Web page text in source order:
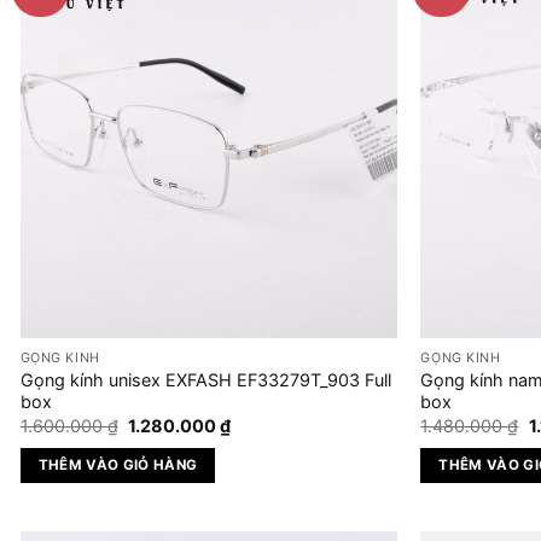
Các
tùy
chọn
sản
phẩm
GỌNG KÍNH
Gọng kính unisex EXFASH EF33279T_903 Full
box
1.600.000₫ Giá
là:
1.600.000 ₫.
1.280.000₫Giá
THÊM VÀO GIỎ HÀNG
GỌNG KÍNH
Gọng kính
box
1.480.000₫
THÊM VÀO